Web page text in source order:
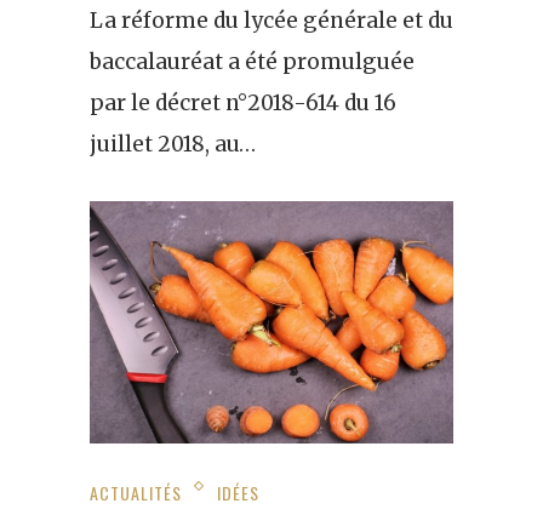
La réforme du lycée générale et du
baccalauréat a été promulguée
par le décret n°2018-614 du 16
juillet 2018, au…
ACTUALITÉS IDÉES